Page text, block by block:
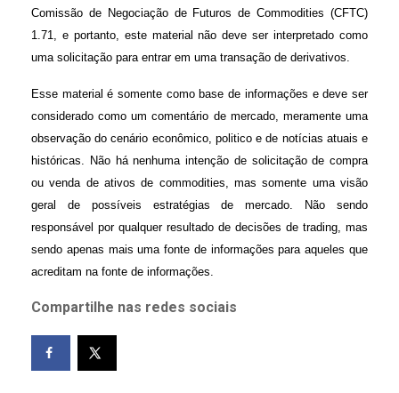
Comissão de Negociação de Futuros de Commodities (CFTC)
1.71, e portanto, este material não deve ser interpretado como
uma solicitação para entrar em uma transação de derivativos.
Esse material é somente como base de informações e deve ser
considerado como um comentário de mercado, meramente uma
observação do cenário econômico, politico e de notícias atuais e
históricas. Não há nenhuma intenção de solicitação de compra
ou venda de ativos de commodities, mas somente uma visão
geral de possíveis estratégias de mercado. Não sendo
responsável por qualquer resultado de decisões de trading, mas
sendo apenas mais uma fonte de informações para aqueles que
acreditam na fonte de informações.
Compartilhe nas redes sociais